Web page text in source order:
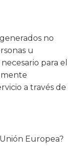
no
u
para el
a través de
Europea?